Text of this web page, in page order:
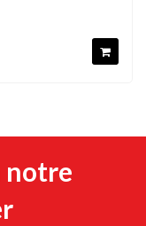
notre